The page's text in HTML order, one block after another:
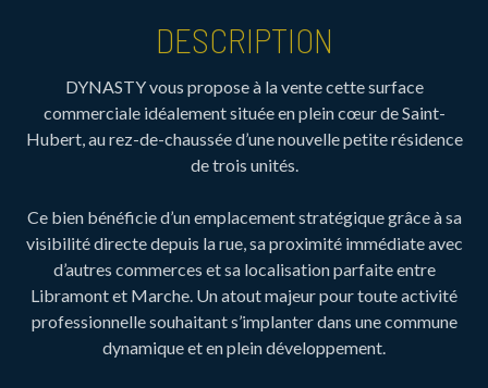
DESCRIPTION
DYNASTY vous propose à la vente cette surface
commerciale idéalement située en plein cœur de Saint-
Hubert, au rez-de-chaussée d’une nouvelle petite résidence
de trois unités.
Ce bien bénéficie d’un emplacement stratégique grâce à sa
visibilité directe depuis la rue, sa proximité immédiate avec
d’autres commerces et sa localisation parfaite entre
Libramont et Marche. Un atout majeur pour toute activité
professionnelle souhaitant s’implanter dans une commune
dynamique et en plein développement.